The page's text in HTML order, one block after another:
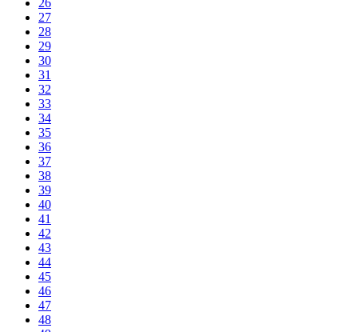
26
27
28
29
30
31
32
33
34
35
36
37
38
39
40
41
42
43
44
45
46
47
48